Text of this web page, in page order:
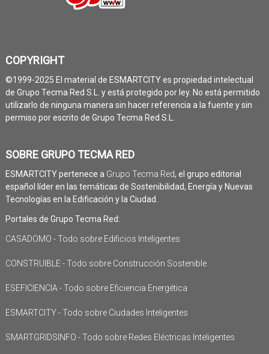
COPYRIGHT
©1999-2025 El material de ESMARTCITY es propiedad intelectual
de Grupo Tecma Red S.L. y está protegido por ley. No está permitido
utilizarlo de ninguna manera sin hacer referencia a la fuente y sin
permiso por escrito de Grupo Tecma Red S.L.
SOBRE GRUPO TECMA RED
ESMARTCITY pertenece a Grupo Tecma Red, el grupo editorial
español líder en las temáticas de Sostenibilidad, Energía y Nuevas
Tecnologías en la Edificación y la Ciudad.
Portales de Grupo Tecma Red:
CASADOMO - Todo sobre Edificios Inteligentes
CONSTRUIBLE - Todo sobre Construcción Sostenible
ESEFICIENCIA - Todo sobre Eficiencia Energética
ESMARTCITY - Todo sobre Ciudades Inteligentes
SMARTGRIDSINFO - Todo sobre Redes Eléctricas Inteligentes